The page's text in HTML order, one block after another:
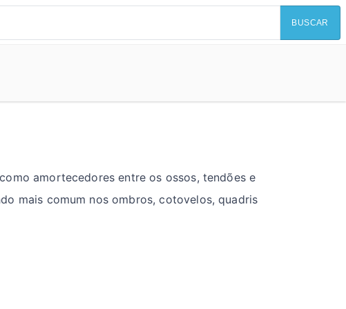
BUSCAR
amortecedores entre os ossos, tendões e
mais comum nos ombros, cotovelos, quadris